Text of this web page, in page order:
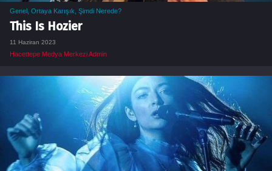
Genel Ortaya Karışık Şimdi Nerede?
This Is Hozier
11 Haziran 2023
Hacettepe Medya Merkezi Admin